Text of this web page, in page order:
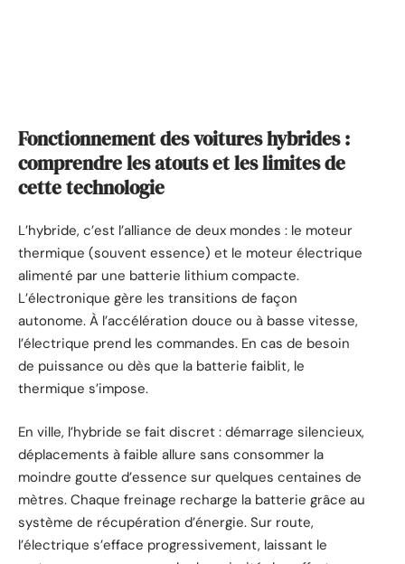
Fonctionnement des voitures hybrides :
comprendre les atouts et les limites de
cette technologie
L’hybride, c’est l’alliance de deux mondes : le moteur
thermique (souvent essence) et le moteur électrique
alimenté par une batterie lithium compacte.
L’électronique gère les transitions de façon
autonome. À l’accélération douce ou à basse vitesse,
l’électrique prend les commandes. En cas de besoin
de puissance ou dès que la batterie faiblit, le
thermique s’impose.
En ville, l’hybride se fait discret : démarrage silencieux,
déplacements à faible allure sans consommer la
moindre goutte d’essence sur quelques centaines de
mètres. Chaque freinage recharge la batterie grâce au
système de récupération d’énergie. Sur route,
l’électrique s’efface progressivement, laissant le